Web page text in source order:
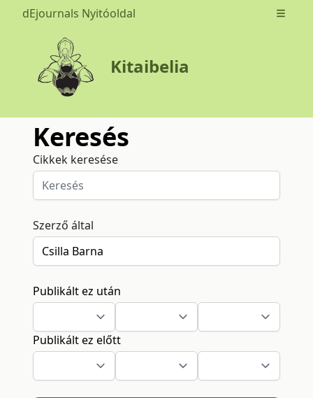
dEjournals Nyitóoldal Open
Kitaibelia
Keresés
Cikkek keresése
Szerző által
Publikált ez után
Publikált ez előtt